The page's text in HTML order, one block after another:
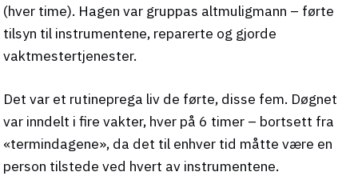
(hver time). Hagen var gruppas altmuligmann – førte
tilsyn til instrumentene, reparerte og gjorde
vaktmestertjenester.
Det var et rutineprega liv de førte, disse fem. Døgnet
var inndelt i fire vakter, hver på 6 timer – bortsett fra
«termindagene», da det til enhver tid måtte være en
person tilstede ved hvert av instrumentene.